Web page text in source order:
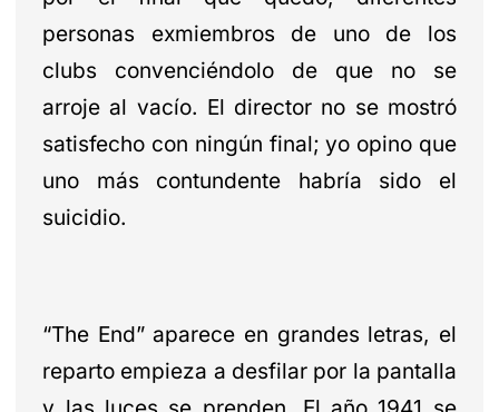
personas exmiembros de uno de los
clubs convenciéndolo de que no se
arroje al vacío. El director no se mostró
satisfecho con ningún final; yo opino que
uno más contundente habría sido el
suicidio.
“The End” aparece en grandes letras, el
reparto empieza a desfilar por la pantalla